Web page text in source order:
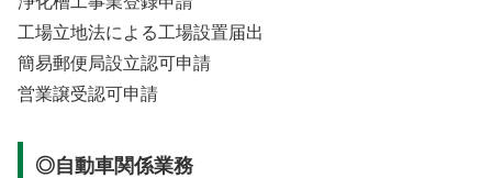
工場立地法による工場設置届出
簡易郵便局設立認可申請
営業譲受認可申請
◎自動車関係業務